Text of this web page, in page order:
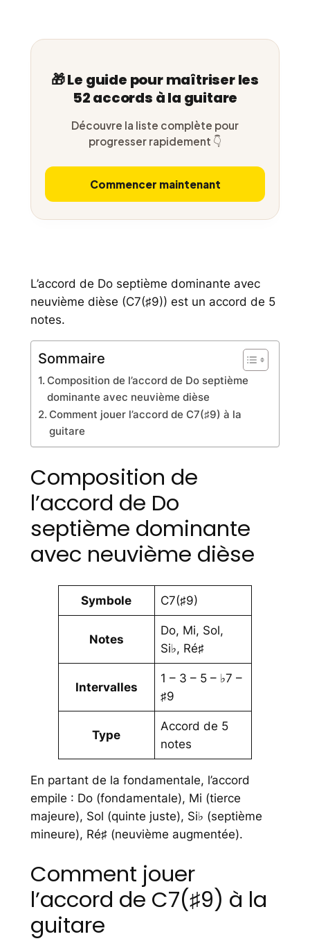
🎁 Le guide pour maîtriser les
52 accords à la guitare
Découvre la liste complète pour
progresser rapidement 👇
Commencer maintenant
L’accord de Do septième dominante avec
neuvième dièse (C7(♯9)) est un accord de 5
notes.
Sommaire
Composition de l’accord de Do septième
dominante avec neuvième dièse
Comment jouer l’accord de C7(♯9) à la
guitare
Composition de
l’accord de Do
septième dominante
avec neuvième dièse
Symbole C7(♯9)
Notes
Do, Mi, Sol,
Si♭, Ré♯
Intervalles
1 – 3 – 5 – ♭7 –
♯9
Type
Accord de 5
notes
En partant de la fondamentale, l’accord
empile : Do (fondamentale), Mi (tierce
majeure), Sol (quinte juste), Si♭ (septième
mineure), Ré♯ (neuvième augmentée).
Comment jouer
l’accord de C7(♯9) à la
guitare